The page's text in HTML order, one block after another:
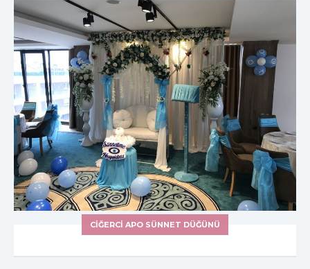
CIĞERCI APO SÜNNET DÜĞÜNÜ